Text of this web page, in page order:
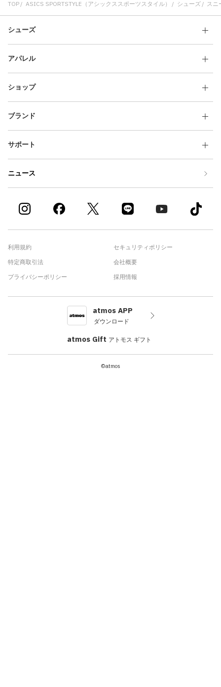
TOP ASICS SPORTSTYLE（アシックススポーツスタイル） シューズ スニ
シューズ
アパレル
ショップ
ブランド
サポート
ニュース
利用規約
特定商取引法
プライバシーポリシー
セキュリティポリシー
会社概要
採用情報
atmos APP
ダウンロード
atmos Gift アトモス ギフト
©atmos